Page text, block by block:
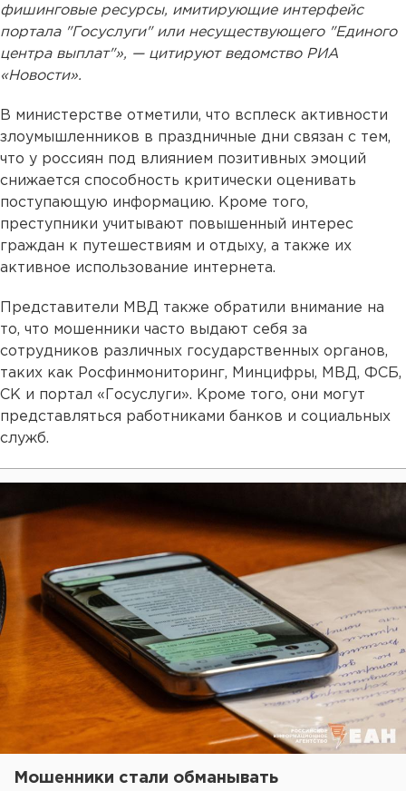
фишинговые ресурсы, имитирующие интерфейс
портала "Госуслуги" или несуществующего "Единого
центра выплат"», — цитируют ведомство РИА
«Новости».
В министерстве отметили, что всплеск активности
злоумышленников в праздничные дни связан с тем,
что у россиян под влиянием позитивных эмоций
снижается способность критически оценивать
поступающую информацию. Кроме того,
преступники учитывают повышенный интерес
граждан к путешествиям и отдыху, а также их
активное использование интернета.
Представители МВД также обратили внимание на
то, что мошенники часто выдают себя за
сотрудников различных государственных органов,
таких как Росфинмониторинг, Минцифры, МВД, ФСБ,
СК и портал «Госуслуги». Кроме того, они могут
представляться работниками банков и социальных
служб.
Мошенники стали обманывать